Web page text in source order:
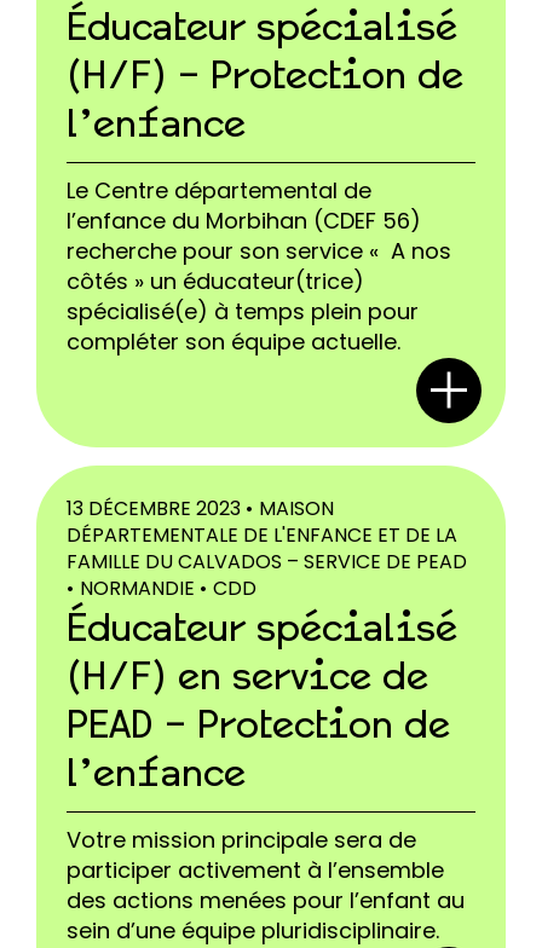
Éducateur spécialisé
(H/F) – Protection de
l’enfance
Le Centre départemental de
l’enfance du Morbihan (CDEF 56)
recherche pour son service « A nos
côtés » un éducateur(trice)
spécialisé(e) à temps plein pour
compléter son équipe actuelle.
13 DÉCEMBRE 2023 • MAISON
DÉPARTEMENTALE DE L'ENFANCE ET DE LA
FAMILLE DU CALVADOS – SERVICE DE PEAD
• NORMANDIE • CDD
Éducateur spécialisé
(H/F) en service de
PEAD – Protection de
l’enfance
Votre mission principale sera de
participer activement à l’ensemble
des actions menées pour l’enfant au
sein d’une équipe pluridisciplinaire.